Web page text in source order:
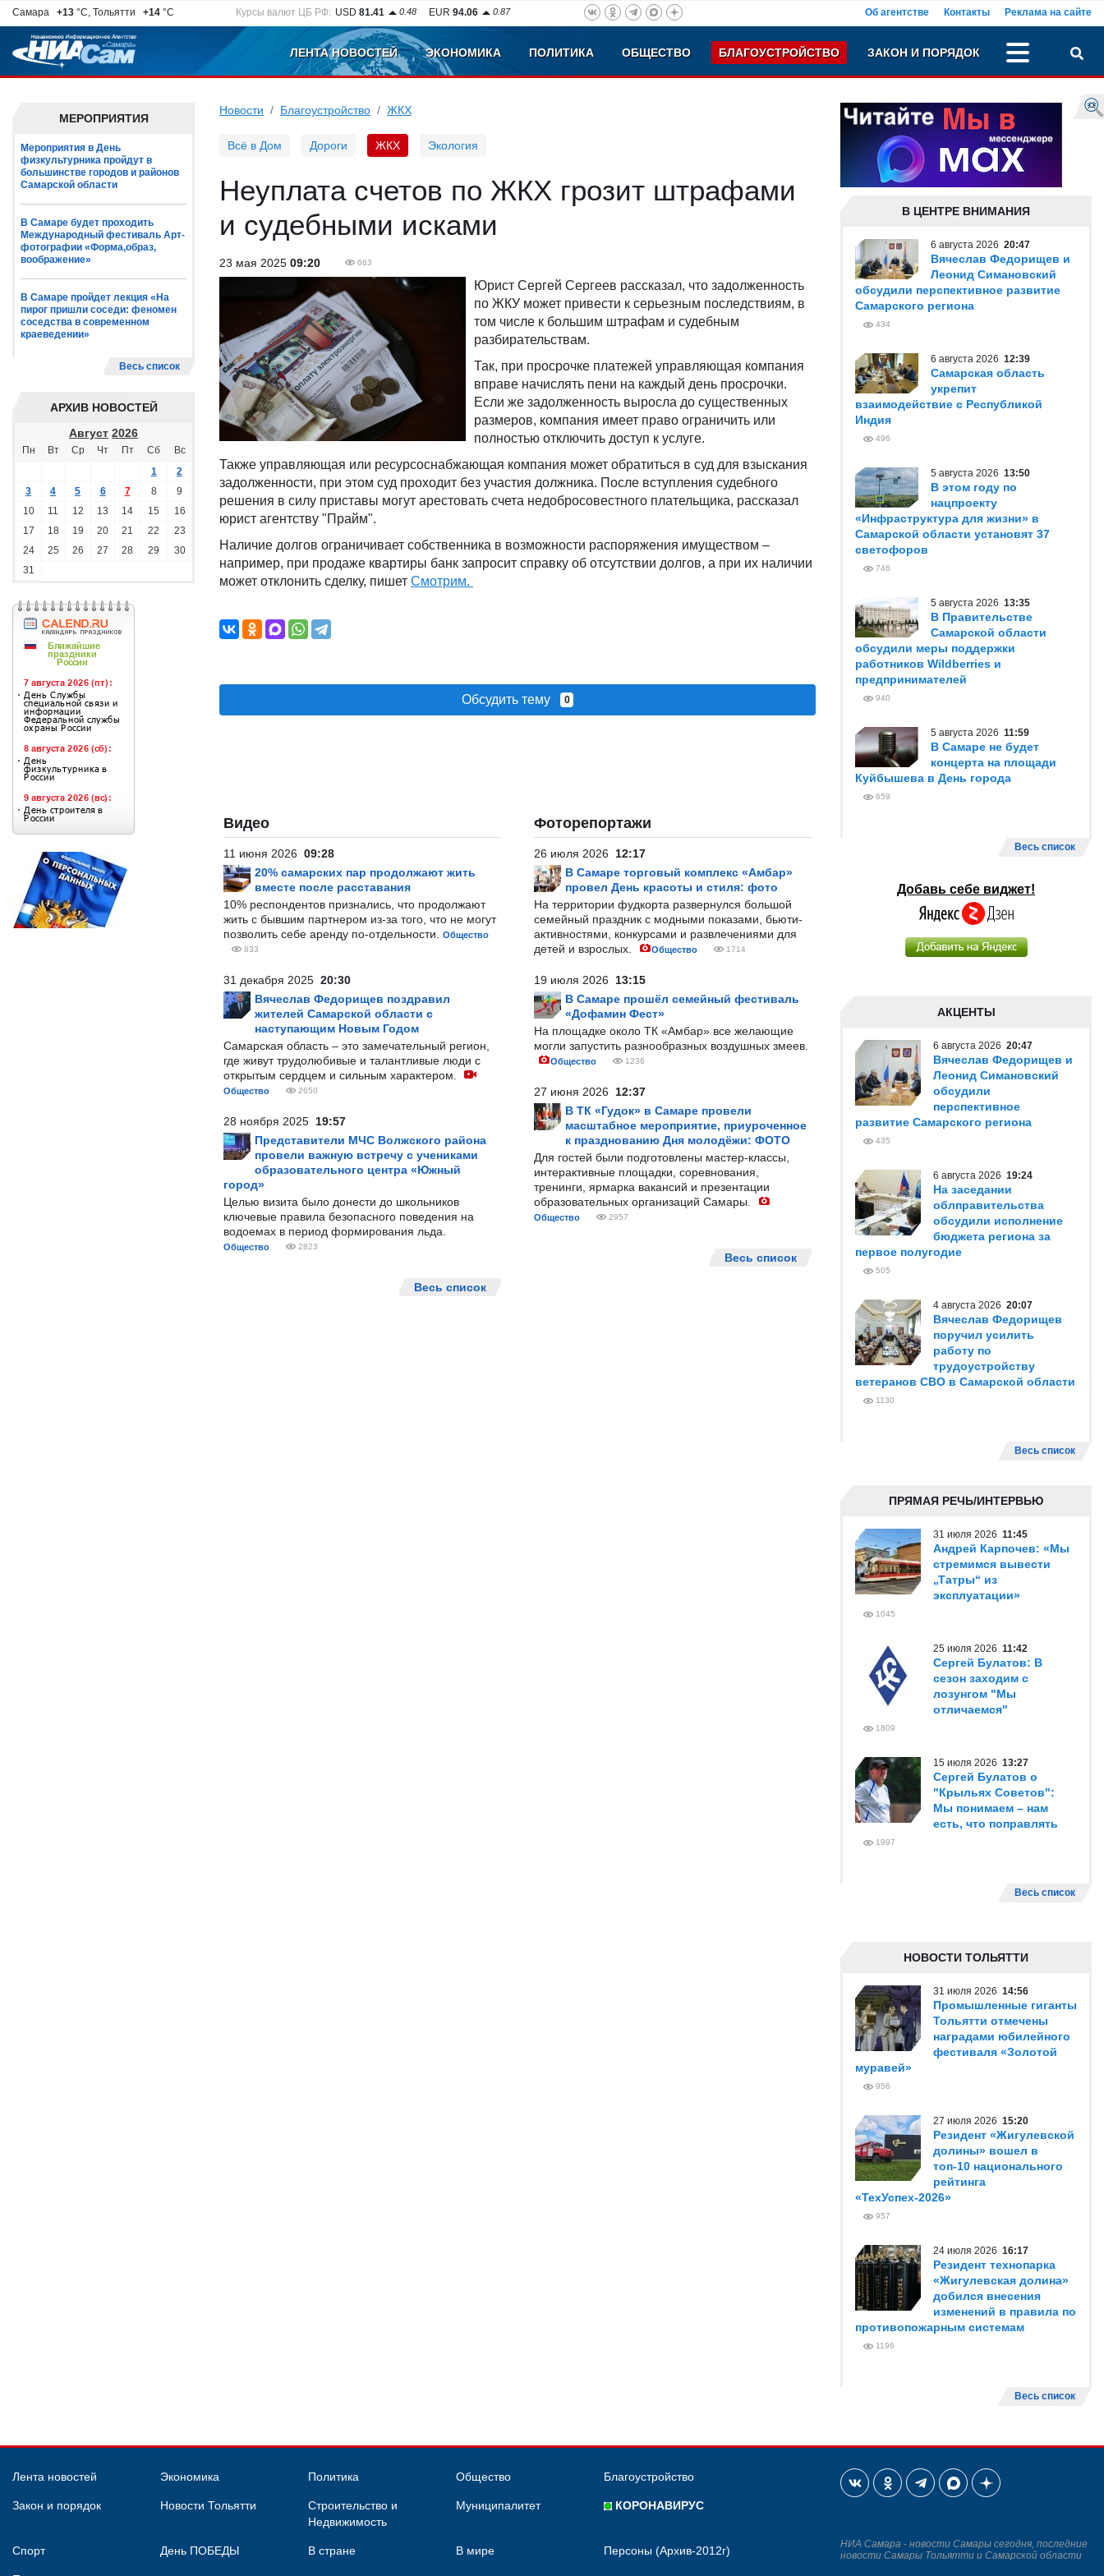
Самара +13 °C, Тольятти +14 °C Курсы валют ЦБ РФ: USD 81.41 0.48 EUR 94.06 0.87 Об агентстве Контакты Реклама на сайте
ЛЕНТА НОВОСТЕЙ ЭКОНОМИКА ПОЛИТИКА ОБЩЕСТВО БЛАГОУСТРОЙСТВО ЗАКОН И ПОРЯДОК
МЕРОПРИЯТИЯ
Мероприятия в День
физкультурника пройдут в
большинстве городов и районов
Самарской области
В Самаре будет проходить
Международный фестиваль Арт-
фотографии «Форма,образ,
воображение»
В Самаре пройдет лекция «На
пирог пришли соседи: феномен
соседства в современном
краеведении»
Весь список
АРХИВ НОВОСТЕЙ
Август 2026
Пн Вт Ср Чт Пт Сб
Вс
1
2
3
4 5 6 7 8
9
10
11 12 13 14 15
16
17
18 19 20 21 22
23
24
25 26 27 28 29
30
31
Новости Благоустройство ЖКХ
Всё в Дом Дороги ЖКХ Экология
Неуплата счетов по ЖКХ грозит штрафами
и судебными исками
23 мая 2025 09:20 663
Юрист Сергей Сергеев рассказал, что задолженность
по ЖКУ может привести к серьезным последствиям, в
том числе к большим штрафам и судебным
разбирательствам.
Так, при просрочке платежей управляющая компания
вправе начислять пени на каждый день просрочки.
Если же задолженность выросла до существенных
размеров, компания имеет право ограничить или
полностью отключить доступ к услуге.
Также управляющая или ресурсоснабжающая компания может обратиться в суд для взыскания
задолженности, при этом суд проходит без участия должника. После вступления судебного
решения в силу приставы могут арестовать счета недобросовестного плательщика, рассказал
юрист агентству "Прайм".
Наличие долгов ограничивает собственника в возможности распоряжения имуществом –
например, при продаже квартиры банк запросит справку об отсутствии долгов, а при их наличии
может отклонить сделку, пишет Смотрим.
Обсудить тему 0
Видео
11 июня 2026 09:28
20% самарских пар продолжают жить
вместе после расставания
10% респондентов признались, что продолжают
жить с бывшим партнером из-за того, что не могут
позволить себе аренду по-отдельности.
Общество
833
31 декабря 2025 20:30
Вячеслав Федорищев поздравил
жителей Самарской области с
наступающим Новым Годом
Самарская область – это замечательный регион,
где живут трудолюбивые и талантливые люди с
открытым сердцем и сильным характером.
Общество 2650
28 ноября 2025 19:57
Представители МЧС Волжского района
провели важную встречу с учениками
образовательного центра «Южный
город»
Целью визита было донести до школьников
ключевые правила безопасного поведения на
водоемах в период формирования льда.
Общество 2823
Весь список
Фоторепортажи
26 июля 2026 12:17
В Самаре торговый комплекс «Амбар»
провел День красоты и стиля: фото
На территории фудкорта развернулся большой
семейный праздник с модными показами, бьюти-
активностями, конкурсами и развлечениями для
детей и взрослых.
Общество 1714
19 июля 2026 13:15
В Самаре прошёл семейный фестиваль
«Дофамин Фест»
На площадке около ТК «Амбар» все желающие
могли запустить разнообразных воздушных змеев.
Общество 1236
27 июня 2026 12:37
В ТК «Гудок» в Самаре провели
масштабное мероприятие, приуроченное
к празднованию Дня молодёжи: ФОТО
Для гостей были подготовлены мастер-классы,
интерактивные площадки, соревнования,
тренинги, ярмарка вакансий и презентации
образовательных организаций Самары.
Общество 2957
Весь список
В ЦЕНТРЕ ВНИМАНИЯ
6 августа 2026 20:47
Вячеслав Федорищев и
Леонид Симановский
обсудили перспективное развитие
Самарского региона
434
6 августа 2026 12:39
Самарская область
укрепит
взаимодействие с Республикой
Индия
496
5 августа 2026 13:50
В этом году по
нацпроекту
«Инфраструктура для жизни» в
Самарской области установят 37
светофоров
746
5 августа 2026 13:35
В Правительстве
Самарской области
обсудили меры поддержки
работников Wildberries и
предпринимателей
940
5 августа 2026 11:59
В Самаре не будет
концерта на площади
Куйбышева в День города
659
Весь список
Добавь себе виджет!
АКЦЕНТЫ
6 августа 2026 20:47
Вячеслав Федорищев и
Леонид Симановский
обсудили
перспективное
развитие Самарского региона
435
6 августа 2026 19:24
На заседании
облправительства
обсудили исполнение
бюджета региона за
первое полугодие
505
4 августа 2026 20:07
Вячеслав Федорищев
поручил усилить
работу по
трудоустройству
ветеранов СВО в Самарской области
1130
Весь список
ПРЯМАЯ РЕЧЬ/ИНТЕРВЬЮ
31 июля 2026 11:45
Андрей Карпочев: «Мы
стремимся вывести
„Татры“ из
эксплуатации»
1045
25 июля 2026 11:42
Сергей Булатов: В
сезон заходим с
лозунгом "Мы
отличаемся"
1809
15 июля 2026 13:27
Сергей Булатов о
"Крыльях Советов":
Мы понимаем – нам
есть, что поправлять
1997
Весь список
НОВОСТИ ТОЛЬЯТТИ
31 июля 2026 14:56
Промышленные гиганты
Тольятти отмечены
наградами юбилейного
фестиваля «Золотой
муравей»
956
27 июля 2026 15:20
Резидент «Жигулевской
долины» вошел в
топ-10 национального
рейтинга
«ТехУспех-2026»
957
24 июля 2026 16:17
Резидент технопарка
«Жигулевская долина»
добился внесения
изменений в правила по
противопожарным системам
1196
Весь список
Лента новостей Экономика Политика Общество Благоустройство
Закон и порядок Новости Тольятти
Строительство и
Недвижимость
Муниципалитет КОРОНАВИРУС
Спорт День ПОБЕДЫ В стране В мире Персоны (Архив-2012г)
НИА Самара - новости Самары сегодня, последние
новости Самары Тольятти и Самарской области